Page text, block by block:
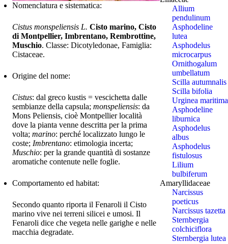
Nomenclatura e sistematica:
Cistus monspeliensis L. Cisto marino, Cisto
di Montpellier, Imbrentano, Rembrottine,
Muschio. Classe: Dicotyledonae, Famiglia:
Cistaceae.
Origine del nome:
Cistus: dal greco kustis = vescichetta dalle
sembianze della capsula; monspeliensis: da
Mons Peliensis, cioè Montpellier località
dove la pianta venne descritta per la prima
volta; marino: perché localizzato lungo le
coste; Imbrentano: etimologia incerta;
Muschio: per la grande quantità di sostanze
aromatiche contenute nelle foglie.
Comportamento ed habitat:
Secondo quanto riporta il Fenaroli il Cisto
marino vive nei terreni silicei e umosi. Il
Fenaroli dice che vegeta nelle garighe e nelle
macchia degradate.
Allium
pendulinum
Asphodeline
lutea
Asphodelus
microcarpus
Ornithogalum
umbellatum
Scilla autumnalis
Scilla bifolia
Urginea maritima
Asphodeline
liburnica
Asphodelus
albus
Asphodelus
fistulosus
Lilium
bulbiferum
Amaryllidaceae
Narcissus
poeticus
Narcissus tazetta
Sternbergia
colchiciflora
Sternbergia lutea